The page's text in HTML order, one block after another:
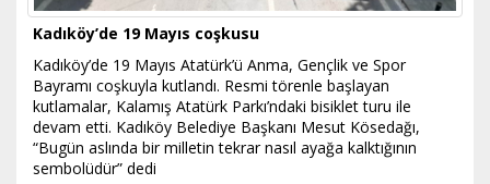
Kadıköy’de 19 Mayıs coşkusu
Kadıköy’de 19 Mayıs Atatürk’ü Anma, Gençlik ve Spor
Bayramı coşkuyla kutlandı. Resmi törenle başlayan
kutlamalar, Kalamış Atatürk Parkı’ndaki bisiklet turu ile
devam etti. Kadıköy Belediye Başkanı Mesut Kösedağı,
“Bugün aslında bir milletin tekrar nasıl ayağa kalktığının
sembolüdür” dedi